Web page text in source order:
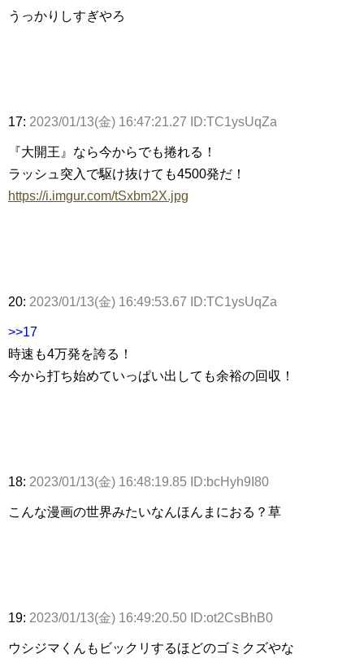
うっかりしすぎやろ
17: 2023/01/13(金) 16:47:21.27 ID:TC1ysUqZa
『大開王』なら今からでも捲れる！
ラッシュ突入で駆け抜けても4500発だ！
https://i.imgur.com/tSxbm2X.jpg
20: 2023/01/13(金) 16:49:53.67 ID:TC1ysUqZa
>>17
時速も4万発を誇る！
今から打ち始めていっぱい出しても余裕の回収！
18: 2023/01/13(金) 16:48:19.85 ID:bcHyh9I80
こんな漫画の世界みたいなんほんまにおる？草
19: 2023/01/13(金) 16:49:20.50 ID:ot2CsBhB0
ウシジマくんもビックリするほどのゴミクズやな